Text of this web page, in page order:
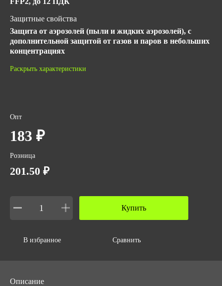
Защитные свойства
Защита от аэрозолей (пыли и жидких аэрозолей), с
дополнительной защитой от газов и паров в небольших
концентрациях
Материал
Количество в упаковке
10
Вес за ед,кг
0.035
Раскрыть характеристики
Опт
183 ₽
Розница
201.50 ₽
Купить
В избранное Сравнить
Описание